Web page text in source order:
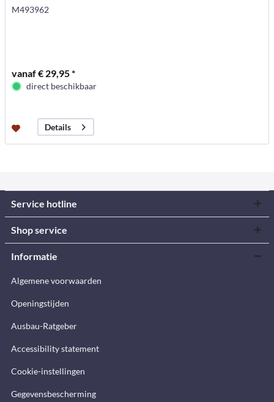
M493962
vanaf € 29,95 *
direct beschikbaar
Details
Service hotline
Shop service
Informatie
Algemene voorwaarden
Openingstijden
Ausbau-Ratgeber
Accessibility statement
Cookie-instellingen
Gegevensbescherming